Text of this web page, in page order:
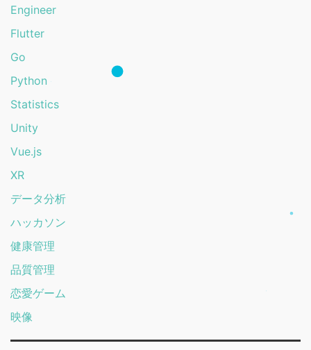
Engineer
Flutter
Go
Python
Statistics
Unity
Vue.js
XR
データ分析
ハッカソン
健康管理
品質管理
恋愛ゲーム
映像